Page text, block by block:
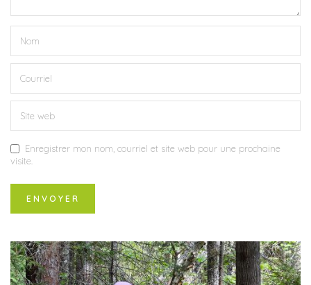
Enregistrer mon nom, courriel et site web pour une prochaine
visite.